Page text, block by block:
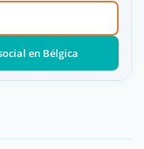
en Bélgica